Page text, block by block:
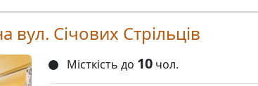
вул. Січових Стрільців
Місткість до 10чол.